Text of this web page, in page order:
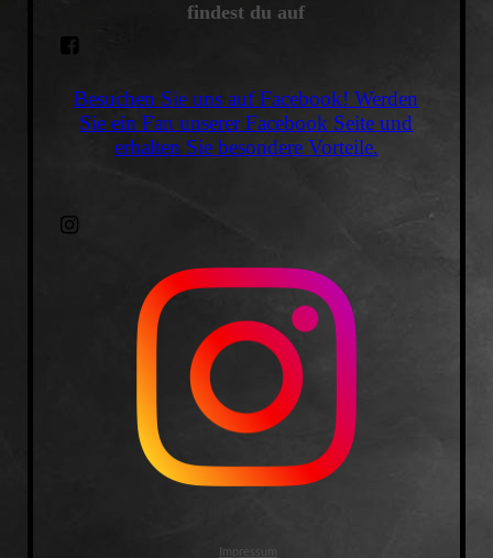
findest du auf
Besuchen Sie uns auf Facebook! Werden
Sie ein Fan unserer Facebook Seite und
erhalten Sie besondere Vorteile.
Impressum